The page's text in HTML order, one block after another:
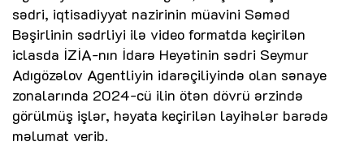
sədri, iqtisadiyyat nazirinin müavini Səməd
Bəşirlinin sədrliyi ilə video formatda keçirilən
iclasda İZİA-nın İdarə Heyətinin sədri Seymur
Adıgözəlov Agentliyin idarəçiliyində olan sənaye
zonalarında 2024-cü ilin ötən dövrü ərzində
görülmüş işlər, həyata keçirilən layihələr barədə
məlumat verib.